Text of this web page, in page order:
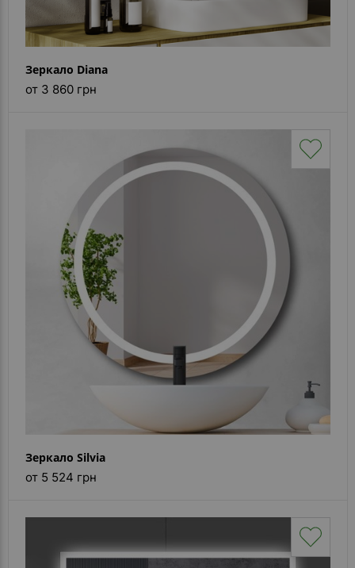
Зеркало Diana
от 3 860 грн
Зеркало Silvia
от 5 524 грн